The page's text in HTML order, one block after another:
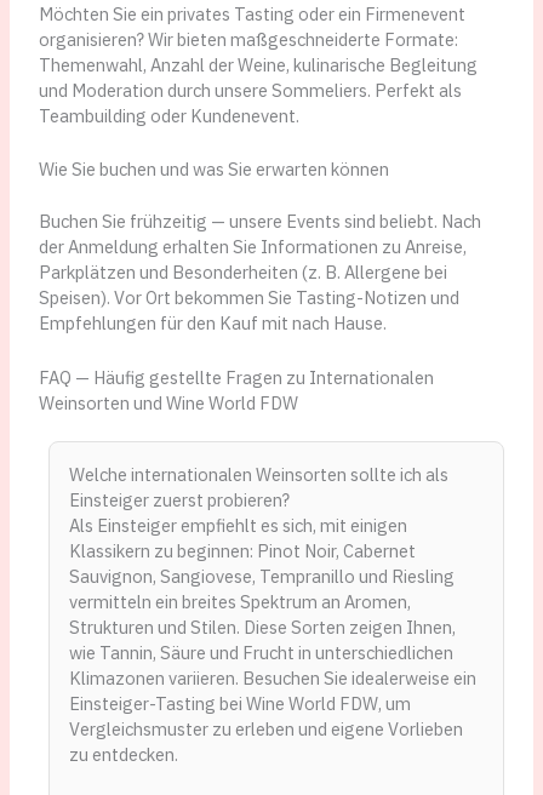
Möchten Sie ein privates Tasting oder ein Firmenevent
organisieren? Wir bieten maßgeschneiderte Formate:
Themenwahl, Anzahl der Weine, kulinarische Begleitung
und Moderation durch unsere Sommeliers. Perfekt als
Teambuilding oder Kundenevent.
Wie Sie buchen und was Sie erwarten können
Buchen Sie frühzeitig — unsere Events sind beliebt. Nach
der Anmeldung erhalten Sie Informationen zu Anreise,
Parkplätzen und Besonderheiten (z. B. Allergene bei
Speisen). Vor Ort bekommen Sie Tasting-Notizen und
Empfehlungen für den Kauf mit nach Hause.
FAQ — Häufig gestellte Fragen zu Internationalen
Weinsorten und Wine World FDW
Welche internationalen Weinsorten sollte ich als
Einsteiger zuerst probieren?
Als Einsteiger empfiehlt es sich, mit einigen
Klassikern zu beginnen: Pinot Noir, Cabernet
Sauvignon, Sangiovese, Tempranillo und Riesling
vermitteln ein breites Spektrum an Aromen,
Strukturen und Stilen. Diese Sorten zeigen Ihnen,
wie Tannin, Säure und Frucht in unterschiedlichen
Klimazonen variieren. Besuchen Sie idealerweise ein
Einsteiger-Tasting bei Wine World FDW, um
Vergleichsmuster zu erleben und eigene Vorlieben
zu entdecken.